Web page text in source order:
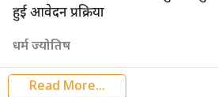
हुई आवेदन प्रक्रिया
धर्म ज्योतिष
Read More...